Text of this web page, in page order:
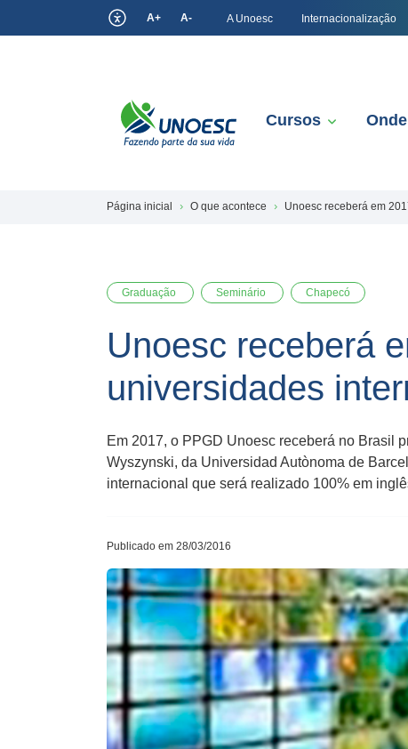
A+ A- A Unoesc Internacionalização
Cursos
Página inicial O que acontece Unoesc receberá em
Graduação Seminário Chapecó
Unoesc receberá
universidades
Em 2017, o PPGD Unoesc receberá no Brasil
Wyszynski, da Universidad Autònoma de
internacional que será realizado 100% em
Publicado em 28/03/2016